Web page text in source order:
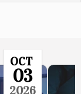
OCT
03
2026